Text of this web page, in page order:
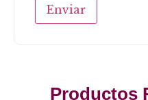
Productos